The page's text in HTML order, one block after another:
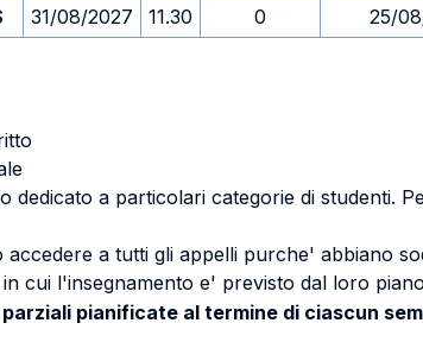
31/08/2027 11.30 0 25/
dedicato a particolari categorie di studenti.
accedere a tutti gli appelli purche' abbiano
cui l'insegnamento e' previsto dal loro
pianificate al termine di ciascun